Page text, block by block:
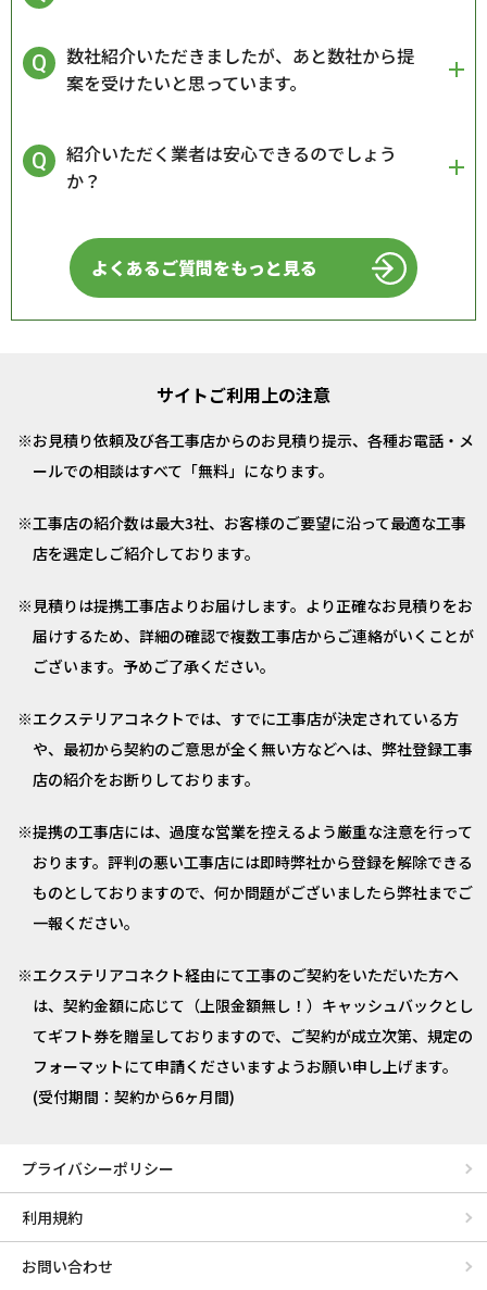
数社紹介いただきましたが、あと数社から提
案を受けたいと思っています。
紹介いただく業者は安心できるのでしょう
か？
よくあるご質問をもっと見る
サイトご利用上の注意
お見積り依頼及び各工事店からのお見積り提示、各種お電話・メ
ールでの相談はすべて「無料」になります。
工事店の紹介数は最大3社、お客様のご要望に沿って最適な工事
店を選定しご紹介しております。
見積りは提携工事店よりお届けします。より正確なお見積りをお
届けするため、詳細の確認で複数工事店からご連絡がいくことが
ございます。予めご了承ください。
エクステリアコネクトでは、すでに工事店が決定されている方
や、最初から契約のご意思が全く無い方などへは、弊社登録工事
店の紹介をお断りしております。
提携の工事店には、過度な営業を控えるよう厳重な注意を行って
おります。評判の悪い工事店には即時弊社から登録を解除できる
ものとしておりますので、何か問題がございましたら弊社までご
一報ください。
エクステリアコネクト経由にて工事のご契約をいただいた方へ
は、契約金額に応じて（上限金額無し！）キャッシュバックとし
てギフト券を贈呈しておりますので、ご契約が成立次第、規定の
フォーマットにて申請くださいますようお願い申し上げます。
(受付期間：契約から6ヶ月間)
プライバシーポリシー
利用規約
お問い合わせ